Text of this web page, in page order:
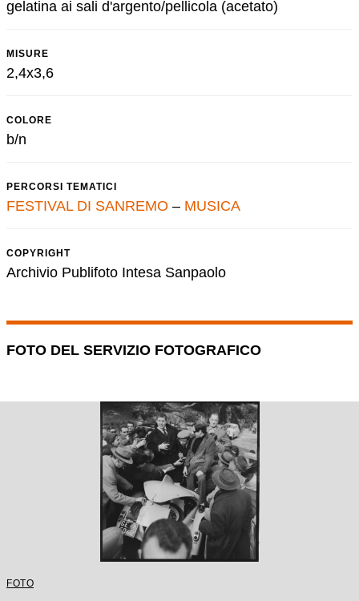
gelatina ai sali d'argento/pellicola (acetato)
MISURE
2,4x3,6
COLORE
b/n
PERCORSI TEMATICI
FESTIVAL DI SANREMO – MUSICA
COPYRIGHT
Archivio Publifoto Intesa Sanpaolo
FOTO DEL SERVIZIO FOTOGRAFICO
FOTO